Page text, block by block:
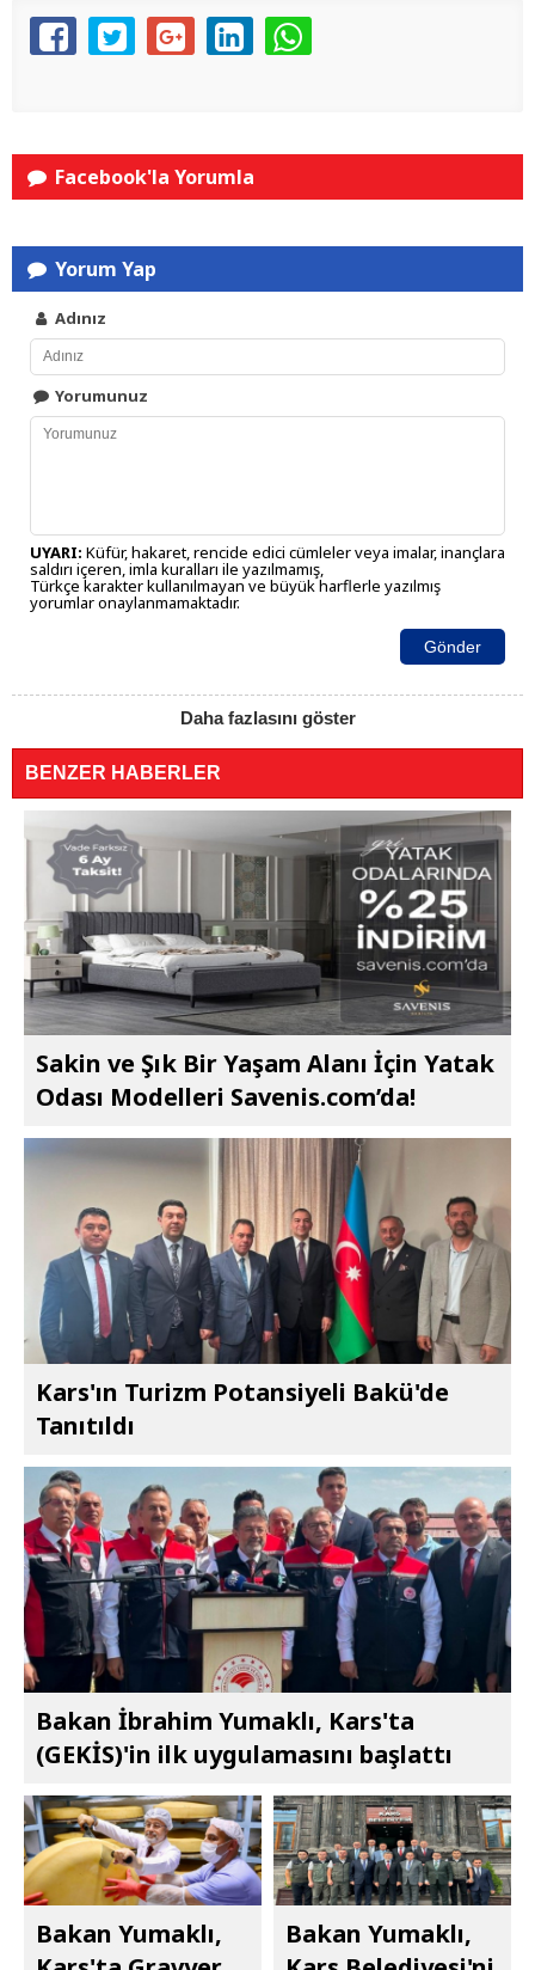
Facebook'la Yorumla
Yorum Yap
Adınız
Yorumunuz
UYARI: Küfür, hakaret, rencide edici cümleler veya imalar, inançlara
saldırı içeren, imla kuralları ile yazılmamış,
Türkçe karakter kullanılmayan ve büyük harflerle yazılmış
yorumlar onaylanmamaktadır.
Gönder
Daha fazlasını göster
BENZER HABERLER
Sakin ve Şık Bir Yaşam Alanı İçin Yatak
Odası Modelleri Savenis.com’da!
Kars'ın Turizm Potansiyeli Bakü'de
Tanıtıldı
Bakan İbrahim Yumaklı, Kars'ta
(GEKİS)'in ilk uygulamasını başlattı
Bakan Yumaklı,
Bakan Yumaklı,